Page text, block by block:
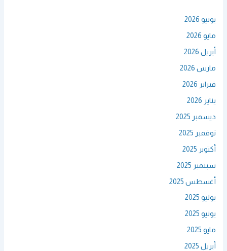
يونيو 2026
مايو 2026
أبريل 2026
مارس 2026
فبراير 2026
يناير 2026
ديسمبر 2025
نوفمبر 2025
أكتوبر 2025
سبتمبر 2025
أغسطس 2025
يوليو 2025
يونيو 2025
مايو 2025
أبريل 2025